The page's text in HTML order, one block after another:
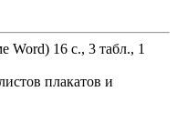
Word) 16 с., 3 табл., 1
плакатов и